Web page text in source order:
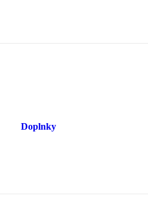
Doplnky